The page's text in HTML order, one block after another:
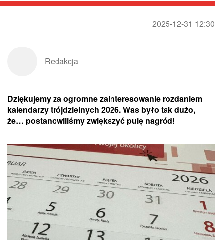
2025-12-31 12:30
Redakcja
Dziękujemy za ogromne zainteresowanie rozdaniem
kalendarzy trójdzielnych 2026. Was było tak dużo,
że… postanowiliśmy zwiększyć pulę nagród!